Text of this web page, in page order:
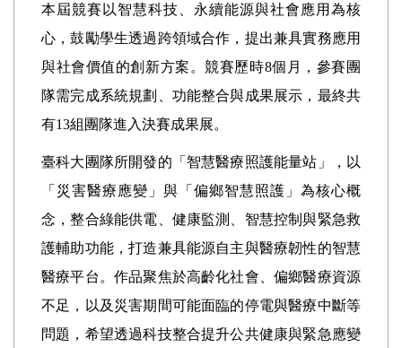
本屆競賽以智慧科技、永續能源與社會應用為核
心，鼓勵學生透過跨領域合作，提出兼具實務應用
與社會價值的創新方案。競賽歷時8個月，參賽團
隊需完成系統規劃、功能整合與成果展示，最終共
有13組團隊進入決賽成果展。
臺科大團隊所開發的「智慧醫療照護能量站」，以
「災害醫療應變」與「偏鄉智慧照護」為核心概
念，整合綠能供電、健康監測、智慧控制與緊急救
護輔助功能，打造兼具能源自主與醫療韌性的智慧
醫療平台。作品聚焦於高齡化社會、偏鄉醫療資源
不足，以及災害期間可能面臨的停電與醫療中斷等
問題，希望透過科技整合提升公共健康與緊急應變